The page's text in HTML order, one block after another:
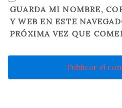
GUARDA MI NOMBRE,
Y WEB EN ESTE
PRÓXIMA VEZ QUE